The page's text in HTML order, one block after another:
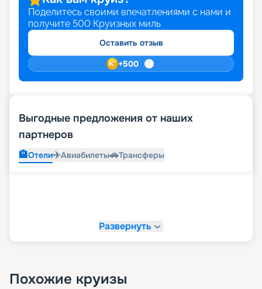
Поделитесь своими впечатлениями с нами и
получите 500 Круизных миль
Оставить отзыв
+500
Выгодные предложения от наших
партнеров
🏨Отели✈️Авиабилеты🚗Трансферы
Развернуть
Похожие круизы